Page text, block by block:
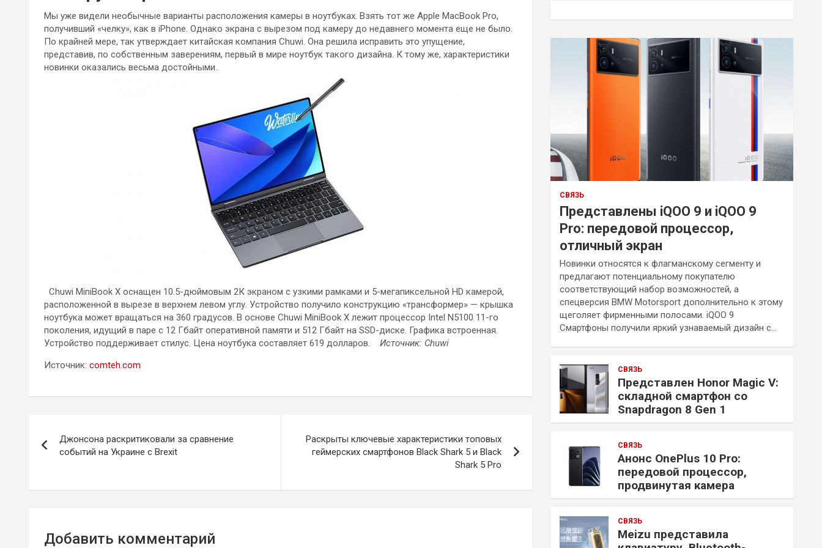
Мы уже видели необычные варианты расположения камеры в ноутбуках. Взять тот же Apple MacBook Pro,
получивший «челку», как в iPhone. Однако экрана с вырезом под камеру до недавнего момента еще не было.
По крайней мере, так утверждает китайская компания Chuwi. Она решила исправить это упущение,
представив, по собственным заверениям, первый в мире ноутбук такого дизайна. К тому же, характеристики
новинки оказались весьма достойными.
Chuwi MiniBook X оснащен 10.5-дюймовым 2К экраном с узкими рамками и 5-мегапиксельной HD камерой,
расположенной в вырезе в верхнем левом углу. Устройство получило конструкцию «трансформер» — крышка
ноутбука может вращаться на 360 градусов. В основе Chuwi MiniBook X лежит процессор Intel N5100 11-го
поколения, идущий в паре с 12 Гбайт оперативной памяти и 512 Гбайт на SSD-диске. Графика встроенная.
Устройство поддерживает стилус. Цена ноутбука составляет 619 долларов. Источник: Chuwi
Источник: comteh.com
по
Джонсона раскритиковали за сравнение
событий на Украине с Brexit
Раскрыты ключевые характеристики топовых
геймерских смартфонов Black Shark 5 и Black
Shark 5 Pro
Добавить комментарий
СВЯЗЬ
Представлены iQOO 9 и iQOO 9
Pro: передовой процессор,
отличный экран
Новинки относятся к флагманскому сегменту и
предлагают потенциальному покупателю
соответствующий набор возможностей, а
спецверсия BMW Motorsport дополнительно к этому
щеголяет фирменными полосами. iQOO 9
Смартфоны получили яркий узнаваемый дизайн с…
СВЯЗЬ
Представлен Honor Magic V:
складной смартфон со
Snapdragon 8 Gen 1
СВЯЗЬ
Анонс OnePlus 10 Pro:
передовой процессор,
продвинутая камера
СВЯЗЬ
Meizu представила